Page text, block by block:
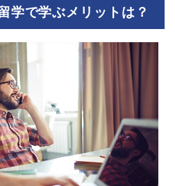
学で学ぶメリットは？